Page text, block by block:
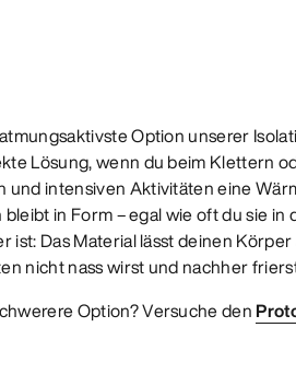
Option unserer
Lösung, wenn du beim Klettern
und intensiven Aktivitäten eine
in Form – egal wie oft du sie in
ist: Das Material lässt deinen
nicht nass wirst und nachher
Option? Versuche den